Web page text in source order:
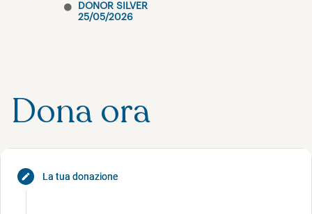
DONOR SILVER
25/05/2026
Dona ora